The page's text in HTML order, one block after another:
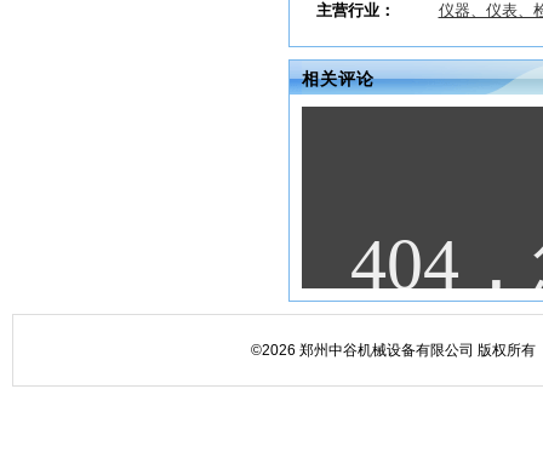
主营行业： 仪器、仪表、
相关评论
©2026 郑州中谷机械设备有限公司 版权所